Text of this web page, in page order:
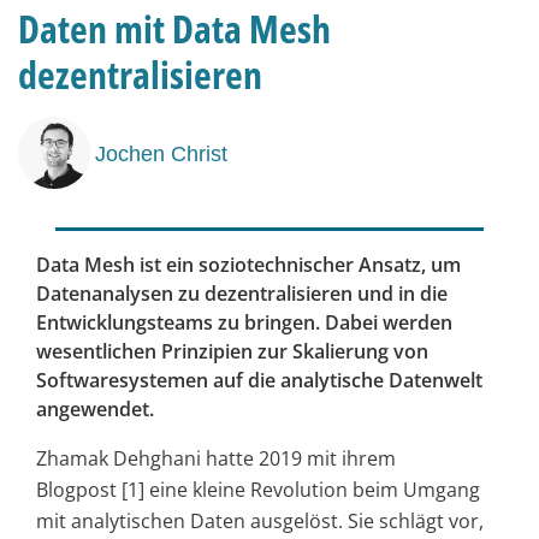
Daten mit Data Mesh
dezentralisieren
Jochen Christ
Data Mesh ist ein soziotechnischer Ansatz, um
Datenanalysen zu dezentralisieren und in die
Entwicklungsteams zu bringen. Dabei werden
wesentlichen Prinzipien zur Skalierung von
Softwaresystemen auf die analytische Datenwelt
angewendet.
Zhamak Dehghani hatte 2019 mit ihrem
Blogpost [1] eine kleine Revolution beim Umgang
mit analytischen Daten ausgelöst. Sie schlägt vor,